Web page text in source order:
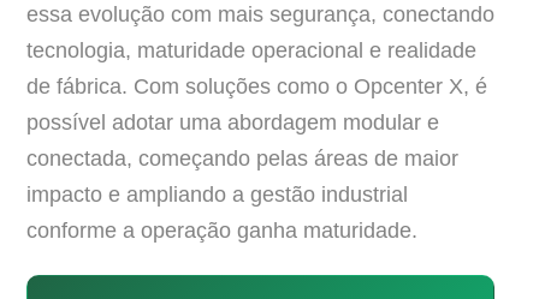
essa evolução com mais segurança, conectando
tecnologia, maturidade operacional e realidade
de fábrica. Com soluções como o Opcenter X, é
possível adotar uma abordagem modular e
conectada, começando pelas áreas de maior
impacto e ampliando a gestão industrial
conforme a operação ganha maturidade.